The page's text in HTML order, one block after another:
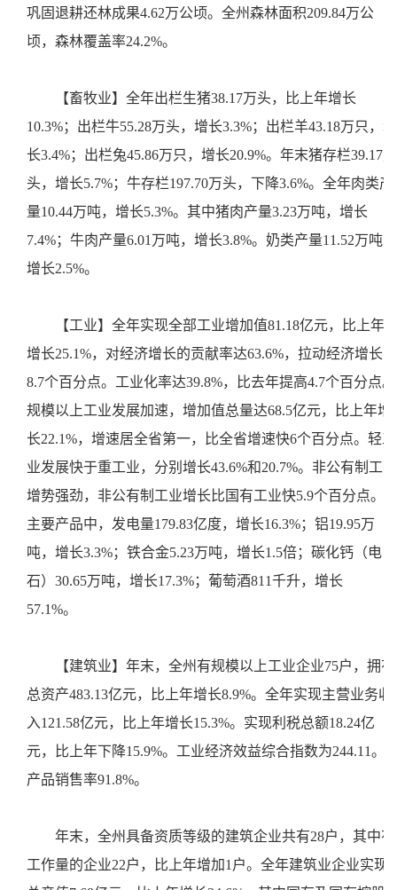
巩固退耕还林成果4.62万公顷。全州森林面积209.84万公
顷，森林覆盖率24.2%。
【畜牧业】全年出栏生猪38.17万头，比上年增长
10.3%；出栏牛55.28万头，增长3.3%；出栏羊43.18万只，增
长3.4%；出栏兔45.86万只，增长20.9%。年末猪存栏39.17万
头，增长5.7%；牛存栏197.70万头，下降3.6%。全年肉类产
量10.44万吨，增长5.3%。其中猪肉产量3.23万吨，增长
7.4%；牛肉产量6.01万吨，增长3.8%。奶类产量11.52万吨，
增长2.5%。
【工业】全年实现全部工业增加值81.18亿元，比上年
增长25.1%，对经济增长的贡献率达63.6%，拉动经济增长
8.7个百分点。工业化率达39.8%，比去年提高4.7个百分点。
规模以上工业发展加速，增加值总量达68.5亿元，比上年增
长22.1%，增速居全省第一，比全省增速快6个百分点。轻工
业发展快于重工业，分别增长43.6%和20.7%。非公有制工业
增势强劲，非公有制工业增长比国有工业快5.9个百分点。
主要产品中，发电量179.83亿度，增长16.3%；铝19.95万
吨，增长3.3%；铁合金5.23万吨，增长1.5倍；碳化钙（电
石）30.65万吨，增长17.3%；葡萄酒811千升，增长
57.1%。
【建筑业】年末，全州有规模以上工业企业75户，拥有
总资产483.13亿元，比上年增长8.9%。全年实现主营业务收
入121.58亿元，比上年增长15.3%。实现利税总额18.24亿
元，比上年下降15.9%。工业经济效益综合指数为244.11。
产品销售率91.8%。
年末，全州具备资质等级的建筑企业共有28户，其中有
工作量的企业22户，比上年增加1户。全年建筑业企业实现